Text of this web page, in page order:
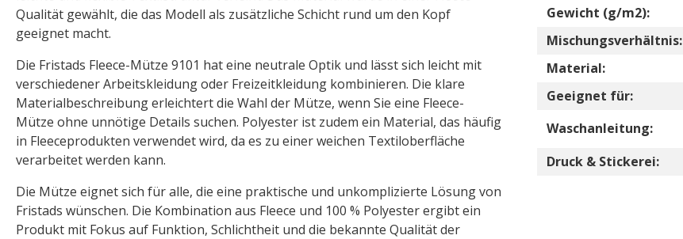
Qualität gewählt, die das Modell als zusätzliche Schicht rund um den Kopf
geeignet macht.
Die Fristads Fleece-Mütze 9101 hat eine neutrale Optik und lässt sich leicht mit
verschiedener Arbeitskleidung oder Freizeitkleidung kombinieren. Die klare
Materialbeschreibung erleichtert die Wahl der Mütze, wenn Sie eine Fleece-
Mütze ohne unnötige Details suchen. Polyester ist zudem ein Material, das häufig
in Fleeceprodukten verwendet wird, da es zu einer weichen Textiloberfläche
verarbeitet werden kann.
Die Mütze eignet sich für alle, die eine praktische und unkomplizierte Lösung von
Fristads wünschen. Die Kombination aus Fleece und 100 % Polyester ergibt ein
Produkt mit Fokus auf Funktion, Schlichtheit und die bekannte Qualität der
Gewicht (g/m2):
Mischungsverhältnis:
Material:
Geeignet für:
Waschanleitung:
Druck & Stickerei: